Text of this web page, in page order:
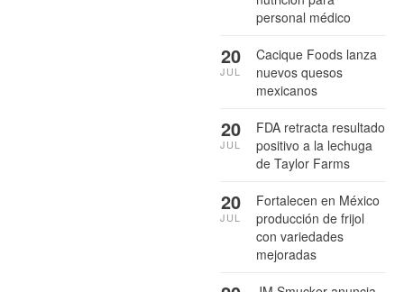
personal médico
Cacique Foods lanza
nuevos quesos
mexicanos
20
JUL
FDA retracta resultado
positivo a la lechuga
de Taylor Farms
20
JUL
Fortalecen en México
producción de frijol
con variedades
mejoradas
20
JUL